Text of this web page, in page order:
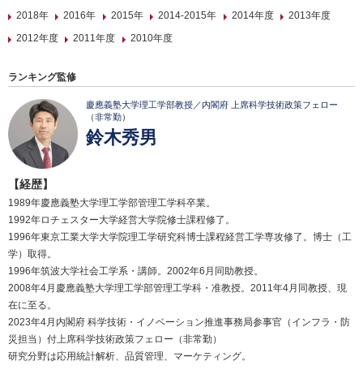
2018年
2016年 2015年 2014-2015年 2014年度
2013年度
2012年度
2011年度 2010年度
ランキング監修
慶應義塾大学理工学部教授／内閣府 上席科学技術政策フェロー
（非常勤）
鈴木秀男
【経歴】
1989年慶應義塾大学理工学部管理工学科卒業。
1992年ロチェスター大学経営大学院修士課程修了。
1996年東京工業大学大学院理工学研究科博士課程経営工学専攻修了。博士（工
学）取得。
1996年筑波大学社会工学系・講師。2002年6月同助教授。
2008年4月慶應義塾大学理工学部管理工学科・准教授。2011年4月同教授、現
在に至る。
2023年4月内閣府 科学技術・イノベーション推進事務局参事官（インフラ・防
災担当）付上席科学技術政策フェロー（非常勤）
研究分野は応用統計解析、品質管理、マーケティング。